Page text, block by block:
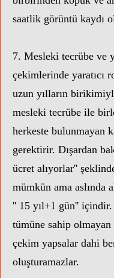
saatlik görüntü kaydı
7. Mesleki tecrübe ve
çekimlerinde yaratıcı
uzun yılların
mesleki tecrübe ile
herkeste bulunmayan
gerektirir. Dışardan
ücret alıyorlar''
mümkün ama aslında
'' 15 yıl+1 gün'' içindir.
tümüne sahip
çekim yapsalar dahi
oluşturamazlar.